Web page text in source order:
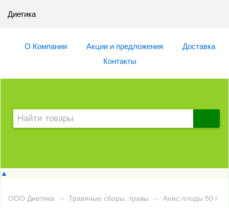
Диетика
О Компании Акции и предложения
Доставка
Контакты
▲
ООО Диетика → Травяные сборы, травы → Анис плоды 50 г